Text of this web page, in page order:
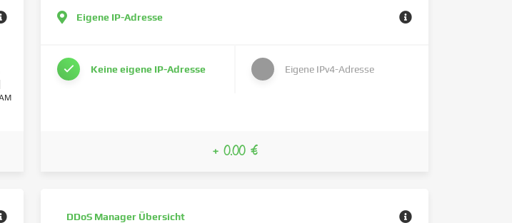
Eigene IP-Adresse
Keine eigene IP-Adresse Eigene IPv4-Adresse
+ 0.00 €
DDoS Manager Übersicht